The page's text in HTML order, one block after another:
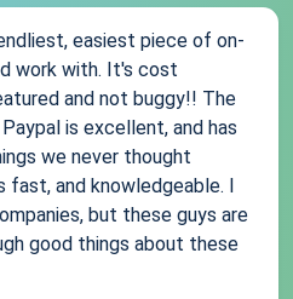
easiest piece of on-
work with. It's cost
and not buggy!! The
is excellent, and has
we never thought
fast, and knowledgeable. I
but these guys are
good things about these